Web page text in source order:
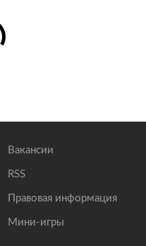
Вакансии
RSS
Правовая информация
Мини-игры